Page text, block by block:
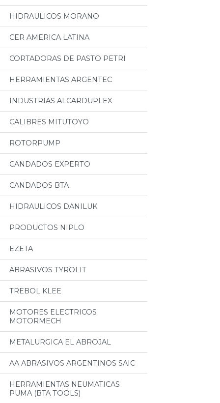
HIDRAULICOS MORANO
CER AMERICA LATINA
CORTADORAS DE PASTO PETRI
HERRAMIENTAS ARGENTEC
INDUSTRIAS ALCARDUPLEX
CALIBRES MITUTOYO
ROTORPUMP
CANDADOS EXPERTO
CANDADOS BTA
HIDRAULICOS DANILUK
PRODUCTOS NIPLO
EZETA
ABRASIVOS TYROLIT
TREBOL KLEE
MOTORES ELECTRICOS
MOTORMECH
METALURGICA EL ABROJAL
AA ABRASIVOS ARGENTINOS SAIC
HERRAMIENTAS NEUMATICAS
PUMA (BTA TOOLS)